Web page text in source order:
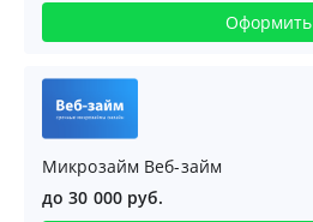
Оформить
Микрозайм Веб-займ
до 30 000 руб.